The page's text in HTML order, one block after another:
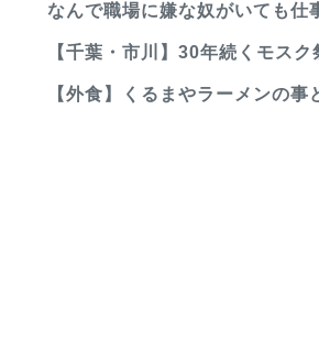
なんで職場に嫌な奴がいても仕
【千葉・市川】30年続くモス
【外食】くるまやラーメンの事